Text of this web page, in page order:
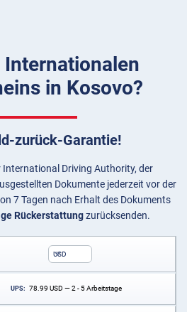
Internationalen
in Kosovo?
zurück-Garantie!
International Driving Authority, der
Dokumente jederzeit vor der
7 Tagen nach Erhalt des Dokuments
Rückerstattungzurücksenden.
USD
UPS: 78.99 USD — 2 - 5 Arbeitstage